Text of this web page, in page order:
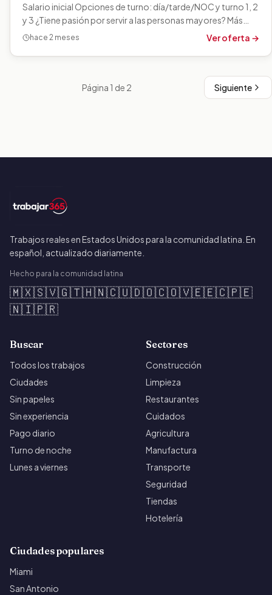
Salario inicial Opciones de turno: día/tarde/NOC y turno 1, 2
y 3 ¿Tiene pasión por servir a las personas mayores? Más
importante aún,…
hace 2 meses Ver oferta →
Página 1 de 2 Siguiente
Trabajos reales en Estados Unidos para la comunidad latina. En
español, actualizado diariamente.
Hecho para la comunidad latina
🇲🇽🇸🇻🇬🇹🇭🇳🇨🇺🇩🇴🇨🇴🇻🇪🇪🇨🇵🇪
🇳🇮🇵🇷
Buscar
Todos los trabajos
Ciudades
Sin papeles
Sin experiencia
Pago diario
Turno de noche
Lunes a viernes
Sectores
Construcción
Limpieza
Restaurantes
Cuidados
Agricultura
Manufactura
Transporte
Seguridad
Tiendas
Hotelería
Ciudades populares
Miami
San Antonio